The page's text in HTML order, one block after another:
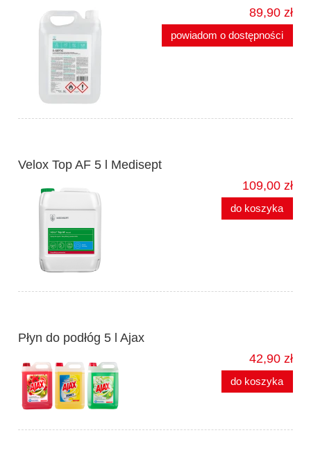
89,90 zł
powiadom o dostępności
Velox Top AF 5 l Medisept
109,00 zł
do koszyka
Płyn do podłóg 5 l Ajax
42,90 zł
do koszyka